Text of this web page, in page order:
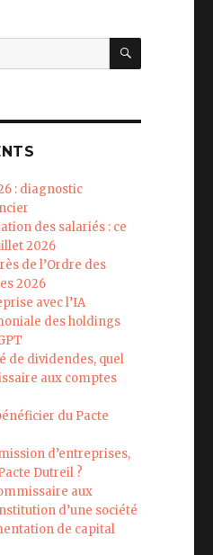
: diagnostic
des salariés : ce
2026
de l’Ordre des
2026
avec l’IA
des holdings
de dividendes, quel
aux comptes
du Pacte
d’entreprises,
Dutreil ?
aux
d’une société
de capital